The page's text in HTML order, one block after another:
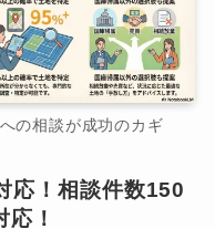
の相談が成功のカギ
応！相談件数150
！